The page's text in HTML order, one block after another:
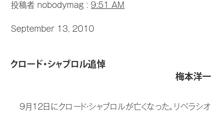
投稿者 nobodymag :9:51 AM
September 13, 2010
クロード・シャブロル追悼
梅本洋一
９月12日にクロード・シャブロルが亡くなった。リベラシオ